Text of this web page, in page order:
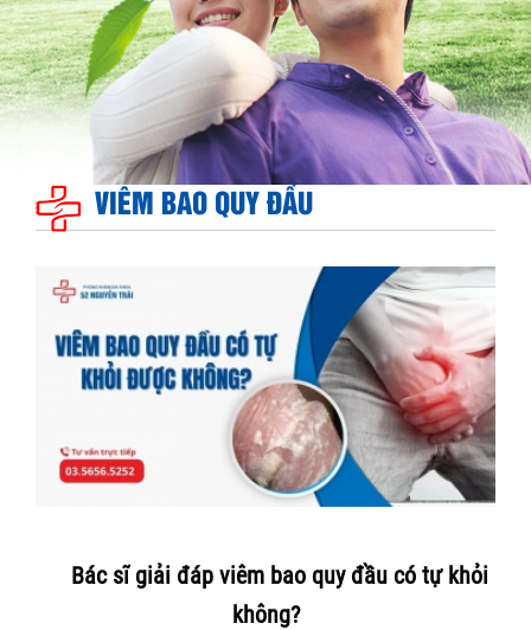
VIÊM BAO QUY ĐẦU
Bác sĩ giải đáp viêm bao quy đầu có tự khỏi
không?